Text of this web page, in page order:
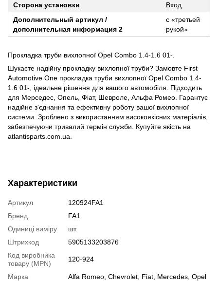
Сторона установки
Вход
Дополнительный артикул /
дополнительная информация 2
с «третьей
рукой»
Прокладка труби вихлопної Opel Combo 1.4-1.6 01-.
Шукаєте надійну прокладку вихлопної труби? Замовте First
Automotive One прокладка труби вихлопної Opel Combo 1.4-
1.6 01-, ідеальне рішення для вашого автомобіля. Підходить
для Мерседес, Опель, Фіат, Шевроле, Альфа Ромео. Гарантує
надійне з'єднання та ефективну роботу вашої вихлопної
системи. Зроблено з використанням високоякісних матеріалів,
забезпечуючи тривалий термін служби. Купуйте якість на
atlantisparts.com.ua.
Характеристики
Артикул
120924FA1
Бренд
FA1
Одиниці виміру
шт.
Штрихкод
5905133203876
Код виробника
товару (MPN)
120-924
Марка Alfa Romeo Chevrolet Fiat Mercedes Opel